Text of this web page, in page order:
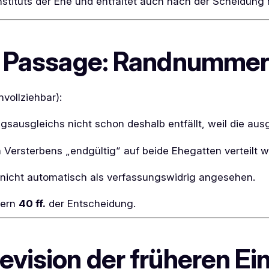
nicht schon deshalb entfällt, weil die
„endgültig“ auf beide Ehegatten verteilt
automatisch als verfassungswidrig angesehen.
40 ff. der Entscheidung.
der früheren